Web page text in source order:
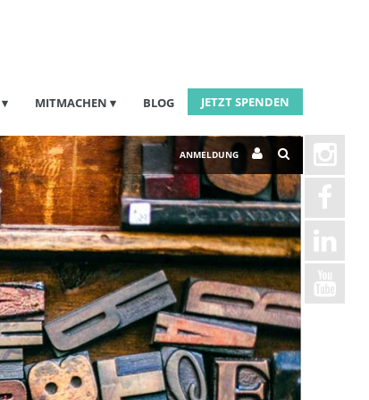
MITMACHEN BLOG JETZT SPENDEN
ANMELDUNG